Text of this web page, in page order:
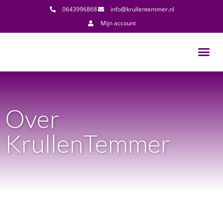
0643996868
info@krullentemmer.nl
Mijn account
Over
KrullenTemmer